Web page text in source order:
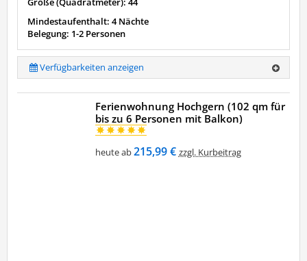
Mindestaufenthalt: 4 Nächte
Belegung: 1-2 Personen
Verfügbarkeiten anzeigen
Ferienwohnung Hochgern (102 qm für
bis zu 6 Personen mit Balkon)
heute ab215,99 € zzgl. Kurbeitrag